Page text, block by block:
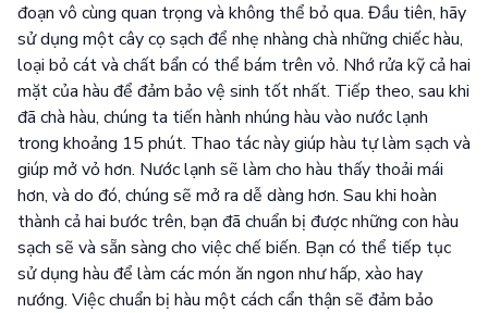
đoạn vô cùng quan trọng và không thể bỏ qua. Đầu tiên, hãy
sử dụng một cây cọ sạch để nhẹ nhàng chà những chiếc hàu,
loại bỏ cát và chất bẩn có thể bám trên vỏ. Nhớ rửa kỹ cả hai
mặt của hàu để đảm bảo vệ sinh tốt nhất. Tiếp theo, sau khi
đã chà hàu, chúng ta tiến hành nhúng hàu vào nước lạnh
trong khoảng 15 phút. Thao tác này giúp hàu tự làm sạch và
giúp mở vỏ hơn. Nước lạnh sẽ làm cho hàu thấy thoải mái
hơn, và do đó, chúng sẽ mở ra dễ dàng hơn. Sau khi hoàn
thành cả hai bước trên, bạn đã chuẩn bị được những con hàu
sạch sẽ và sẵn sàng cho việc chế biến. Bạn có thể tiếp tục
sử dụng hàu để làm các món ăn ngon như hấp, xào hay
nướng. Việc chuẩn bị hàu một cách cẩn thận sẽ đảm bảo